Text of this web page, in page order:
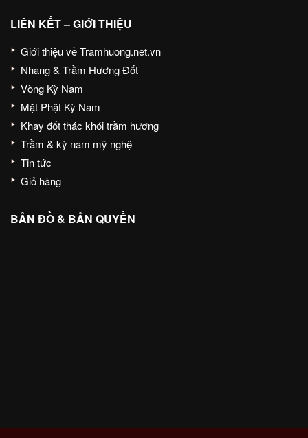
LIÊN KẾT – GIỚI THIỆU
Giới thiệu về Tramhuong.net.vn
Nhang & Trầm Hương Đốt
Vòng Kỳ Nam
Mặt Phật Kỳ Nam
Khay đốt thác khói trầm hương
Trầm & kỳ nam mỹ nghệ
Tin tức
Giỏ hàng
BẢN ĐỒ & BẢN QUYỀN